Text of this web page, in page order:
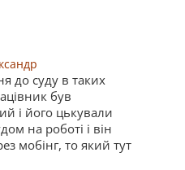
до суду в таких
був
і його цькували
на роботі і він
мобінг, то який тут